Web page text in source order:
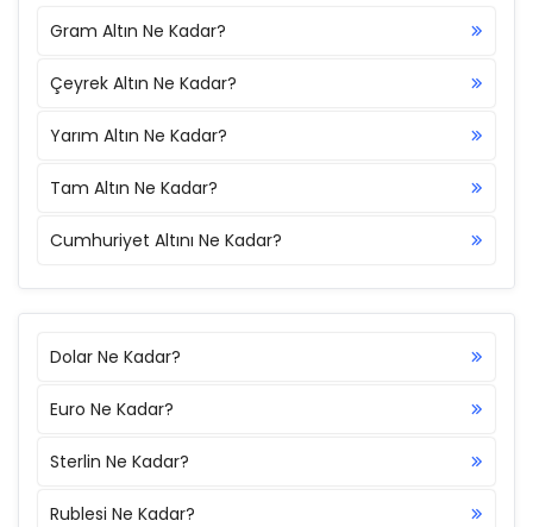
Gram Altın Ne Kadar?
Çeyrek Altın Ne Kadar?
Yarım Altın Ne Kadar?
Tam Altın Ne Kadar?
Cumhuriyet Altını Ne Kadar?
Dolar Ne Kadar?
Euro Ne Kadar?
Sterlin Ne Kadar?
Rublesi Ne Kadar?